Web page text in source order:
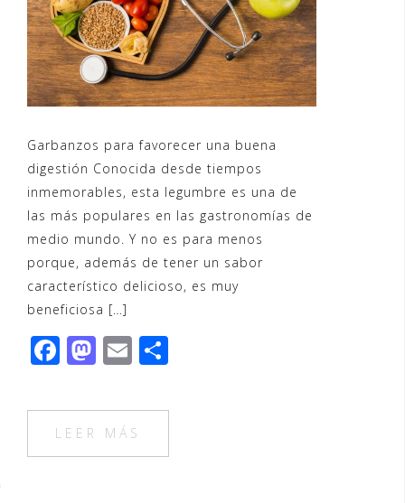
Garbanzos para favorecer una buena
digestión Conocida desde tiempos
inmemorables, esta legumbre es una de
las más populares en las gastronomías de
medio mundo. Y no es para menos
porque, además de tener un sabor
característico delicioso, es muy
beneficiosa […]
F
c
e
b
M
st
o
d
E
ai
l
m
ar
LEER MÁS